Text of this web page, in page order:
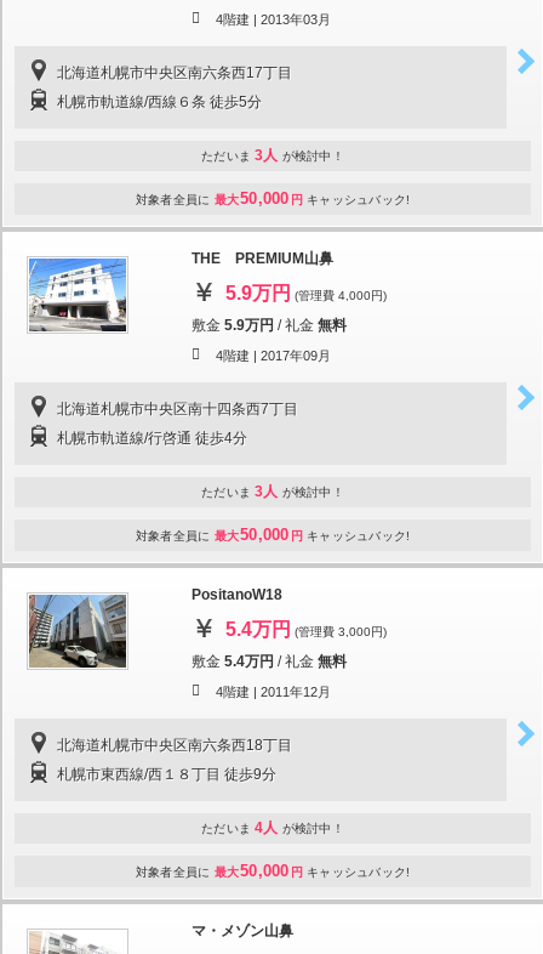
4階建 | 2013年03月
北海道札幌市中央区南六条西17丁目
札幌市軌道線/西線６条 徒歩5分
ただいま 3人 が検討中！
対象者全員に 最大50,000 円 キャッシュバック!
THE PREMIUM山鼻
5.9万円 (管理費 4,000円)
敷金 5.9万円 /礼金 無料
4階建 | 2017年09月
北海道札幌市中央区南十四条西7丁目
札幌市軌道線/行啓通 徒歩4分
ただいま 3人 が検討中！
対象者全員に 最大50,000 円 キャッシュバック!
PositanoW18
5.4万円 (管理費 3,000円)
敷金 5.4万円 /礼金 無料
4階建 | 2011年12月
北海道札幌市中央区南六条西18丁目
札幌市東西線/西１８丁目 徒歩9分
ただいま 4人 が検討中！
対象者全員に 最大50,000 円 キャッシュバック!
マ・メゾン山鼻